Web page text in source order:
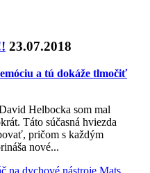
23.07.2018
a tú dokáže tlmočiť
Helbocka som mal
Táto súčasná hviezda
pričom s každým
nové...